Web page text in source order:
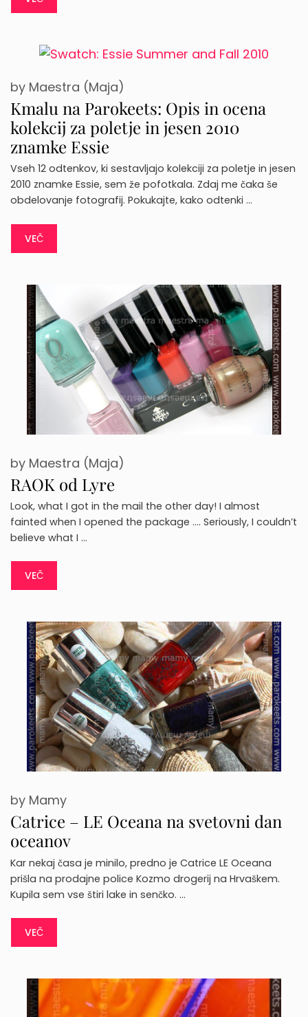
Kmalu na Parokeets: Opis in ocena
kolekcij za poletje in jesen 2010
znamke Essie
by Maestra (Maja)
Vseh 12 odtenkov, ki sestavljajo kolekciji za poletje in jesen
2010 znamke Essie, sem že pofotkala. Zdaj me čaka še
obdelovanje fotografij. Pokukajte, kako odtenki …
VEČ
RAOK od Lyre
by Maestra (Maja)
Look, what I got in the mail the other day! I almost
fainted when I opened the package …. Seriously, I couldn’t
believe what I …
VEČ
Catrice – LE Oceana na svetovni dan
oceanov
by Mamy
Kar nekaj časa je minilo, predno je Catrice LE Oceana
prišla na prodajne police Kozmo drogerij na Hrvaškem.
Kupila sem vse štiri lake in senčko. …
VEČ